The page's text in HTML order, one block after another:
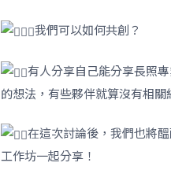
我們可以如何共創？
有人分享自己能分享長照
的想法，有些夥伴就算沒有相
在這次討論後，我們也將
工作坊一起分享！